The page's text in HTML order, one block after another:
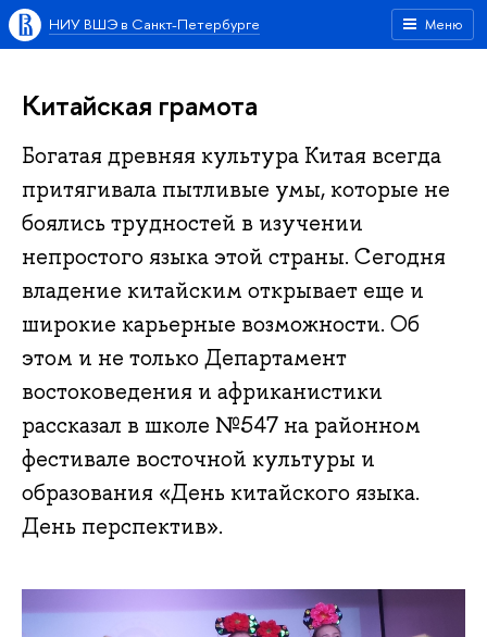
Меню
НИУ ВШЭ в Санкт-Петербурге
Китайская грамота
Богатая древняя культура Китая всегда
притягивала пытливые умы, которые не
боялись трудностей в изучении
непростого языка этой страны. Сегодня
владение китайским открывает еще и
широкие карьерные возможности. Об
этом и не только Департамент
востоковедения и африканистики
рассказал в школе №547 на районном
фестивале восточной культуры и
образования «День китайского языка.
День перспектив».